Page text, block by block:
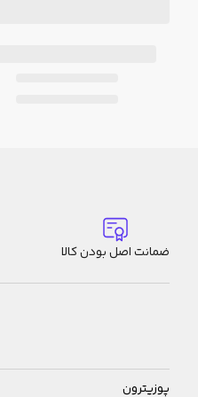
ضمانت اصل بودن کالا
پوزیترون